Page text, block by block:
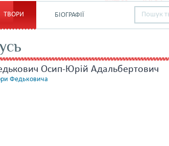
ТВОРИ БІОГРАФІЇ
Осип-Юрій Адальбертович
Федьковича